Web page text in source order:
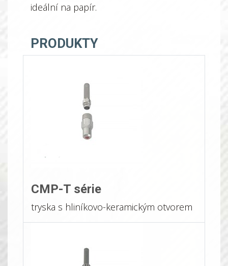
ideální na papír.
PRODUKTY
CMP-T série
tryska s hliníkovo-keramickým otvorem